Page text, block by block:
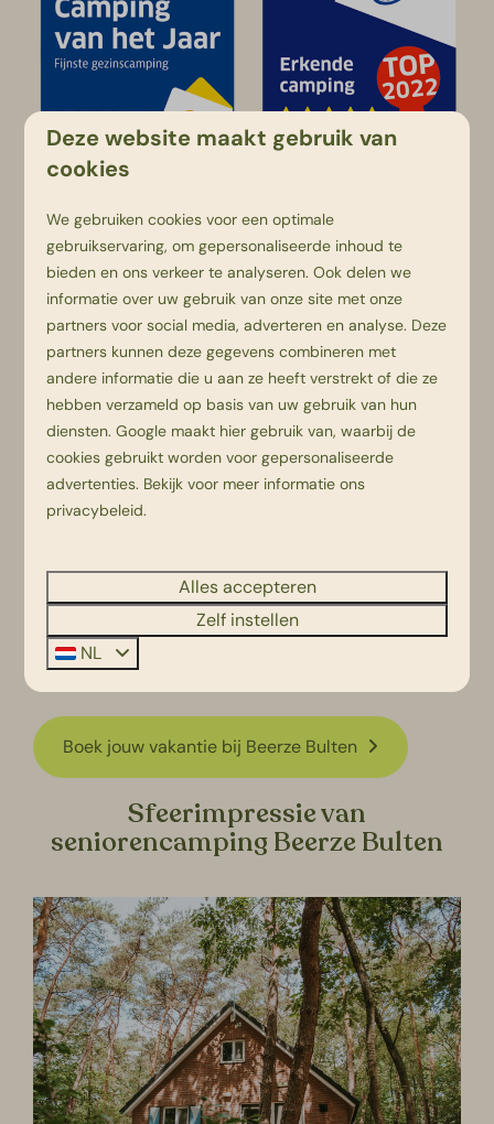
ANWB Topcamping
Beerze Bulten wordt al jaren met 5-sterren
gewaardeerd door de ANWB.
Luxe sanitairgebouwen
Op Beerze Bulten zijn vier verwarmde
sanitairgebouwen welke deels onder de grond
liggen. Ook is er aangepast sanitair voor
mindervaliden.
Is kamperen niet helemaal (meer) iets voor jou? Bij
Beerze Bulten zijn ook comfortabele accommodaties
met diverse gemakken te vinden.
Boek jouw vakantie bij Beerze Bulten
Sfeerimpressie van
seniorencamping Beerze Bulten
Deze website maakt gebruik van
cookies
We gebruiken cookies voor een optimale
gebruikservaring, om gepersonaliseerde inhoud te
bieden en ons verkeer te analyseren. Ook delen we
informatie over uw gebruik van onze site met onze
partners voor social media, adverteren en analyse. Deze
partners kunnen deze gegevens combineren met
andere informatie die u aan ze heeft verstrekt of die ze
hebben verzameld op basis van uw gebruik van hun
diensten.Google maakt hier gebruik van, waarbij de
cookies gebruikt worden voor gepersonaliseerde
advertenties. Bekijk voor meer informatie ons
privacybeleid.
Alles accepteren
Zelf instellen
NL